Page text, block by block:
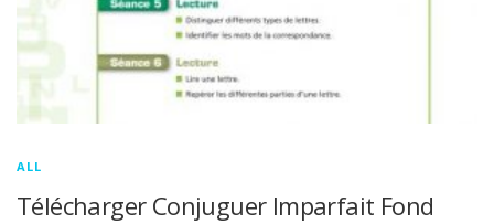
ALL
Télécharger Conjuguer Imparfait Fond